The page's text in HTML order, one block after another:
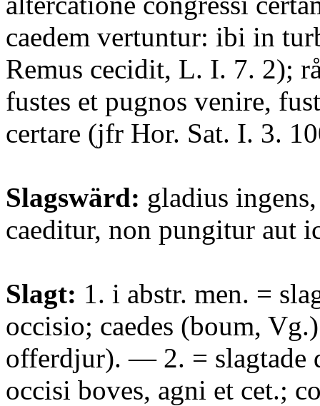
caedem vertuntur: ibi in
Remus cecidit, L. I. 7. 2);
fustes et pugnos venire,
certare (jfr Hor. Sat. I. 3.
Slagswärd: gladius
caeditur, non pungitur aut
Slagt: 1. i abstr. men. =
occisio; caedes (boum,
offerdjur). — 2. = slagtade
occisi boves, agni et cet.;